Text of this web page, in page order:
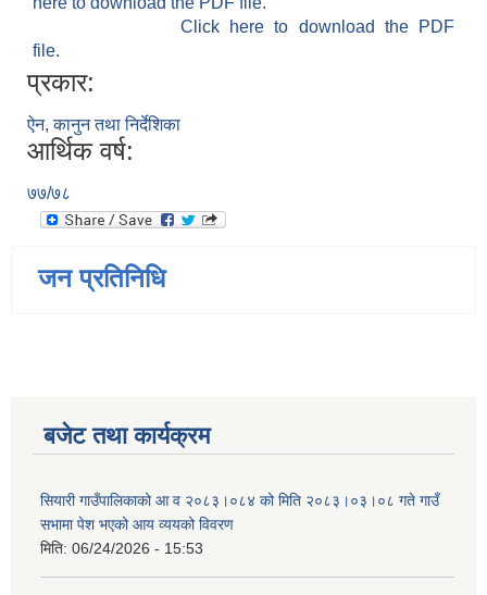
Click here to download the PDF
file.
प्रकार:
ऐन, कानुन तथा निर्देशिका
आर्थिक वर्ष:
७७/७८
जन प्रतिनिधि
बजेट तथा कार्यक्रम
सियारी गाउँपालिकाको आ व २०८३।०८४ को मिति २०८३।०३।०८ गते गाउँ
सभामा पेश भएको आय व्ययको विवरण
मिति: 06/24/2026 - 15:53